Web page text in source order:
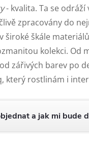
- kvalita. Ta se odráží
zpracovány do
široké škále
kolekci. Od
zářivých barev po
který rostlinám i
a jak mi bude